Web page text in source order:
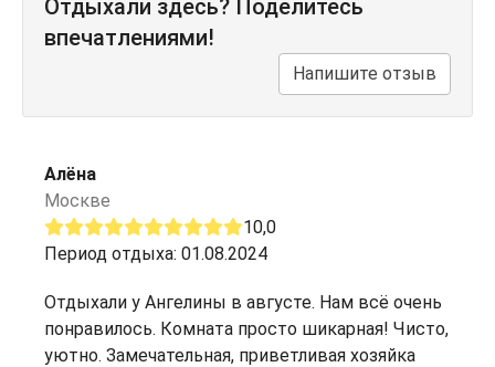
Отдыхали здесь? Поделитесь
впечатлениями!
Напишите отзыв
Алёна
Москве
10,0
Период отдыха: 01.08.2024
Отдыхали у Ангелины в августе. Нам всё очень
понравилось. Комната просто шикарная! Чисто,
уютно. Замечательная, приветливая хозяйка